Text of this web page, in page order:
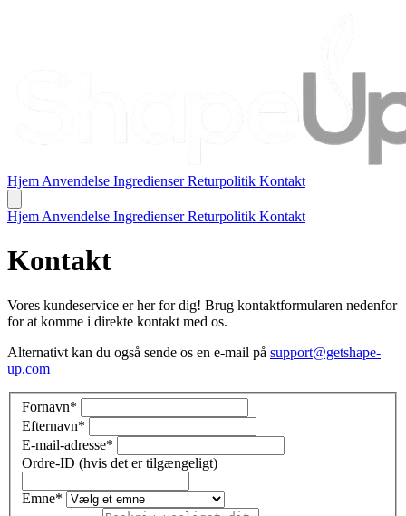
Hjem Anvendelse IngredienserReturpolitik Kontakt
Hjem Anvendelse IngredienserReturpolitik Kontakt
Kontakt
Vores kundeservice er her for dig! Brug kontaktformularen nedenfor
for at komme i direkte kontakt med os.
Alternativt kan du også sende os en e-mail på support@getshape-
up.com
Fornavn*
Efternavn*
E-mail-adresse*
Ordre-ID (hvis det er tilgængeligt)
Emne*